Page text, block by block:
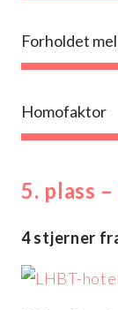
Forholdet
Homofaktor
5. plass
4 stjerner